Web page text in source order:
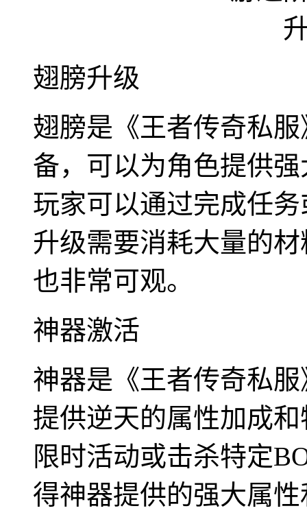
翅膀升级
翅膀是《王者传奇私
备，可以为角色提供
玩家可以通过完成任
升级需要消耗大量的
也非常可观。
神器激活
神器是《王者传奇私
提供逆天的属性加成
限时活动或击杀特定
得神器提供的强大属